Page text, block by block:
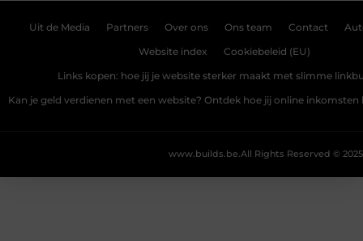
Uit de Media Partners Over ons Ons team Contact
Website index Cookiebeleid (EU)
Links kopen: hoe jij je website sterker maakt met slimme
Kan je geld verdienen met een website? Ontdek hoe jij online
All Rights Reserved © 2025
www.builds.be.